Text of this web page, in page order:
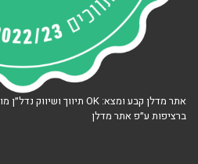
ברציפות ע״פ אתר מדלן